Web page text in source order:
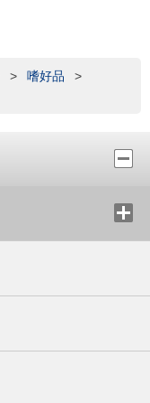
> 嗜好品
>